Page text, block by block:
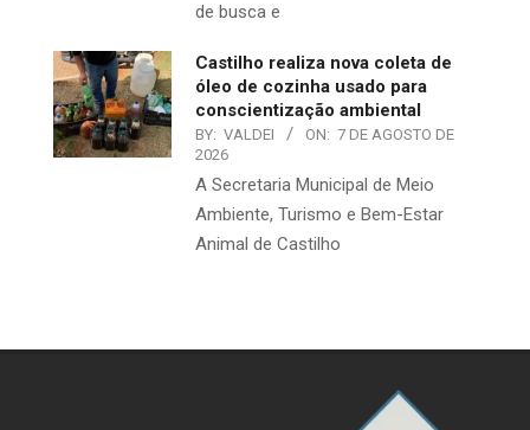
de busca e
Castilho realiza nova coleta de
óleo de cozinha usado para
conscientização ambiental
BY: VALDEI ON: 7 DE AGOSTO DE
2026
A Secretaria Municipal de Meio
Ambiente, Turismo e Bem-Estar
Animal de Castilho